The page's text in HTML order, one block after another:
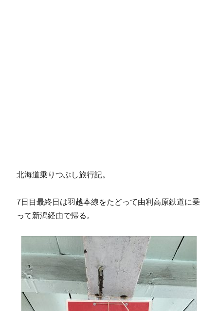
北海道乗りつぶし旅行記。
7日目最終日は羽越本線をたどって由利高原鉄道に乗
って新潟経由で帰る。